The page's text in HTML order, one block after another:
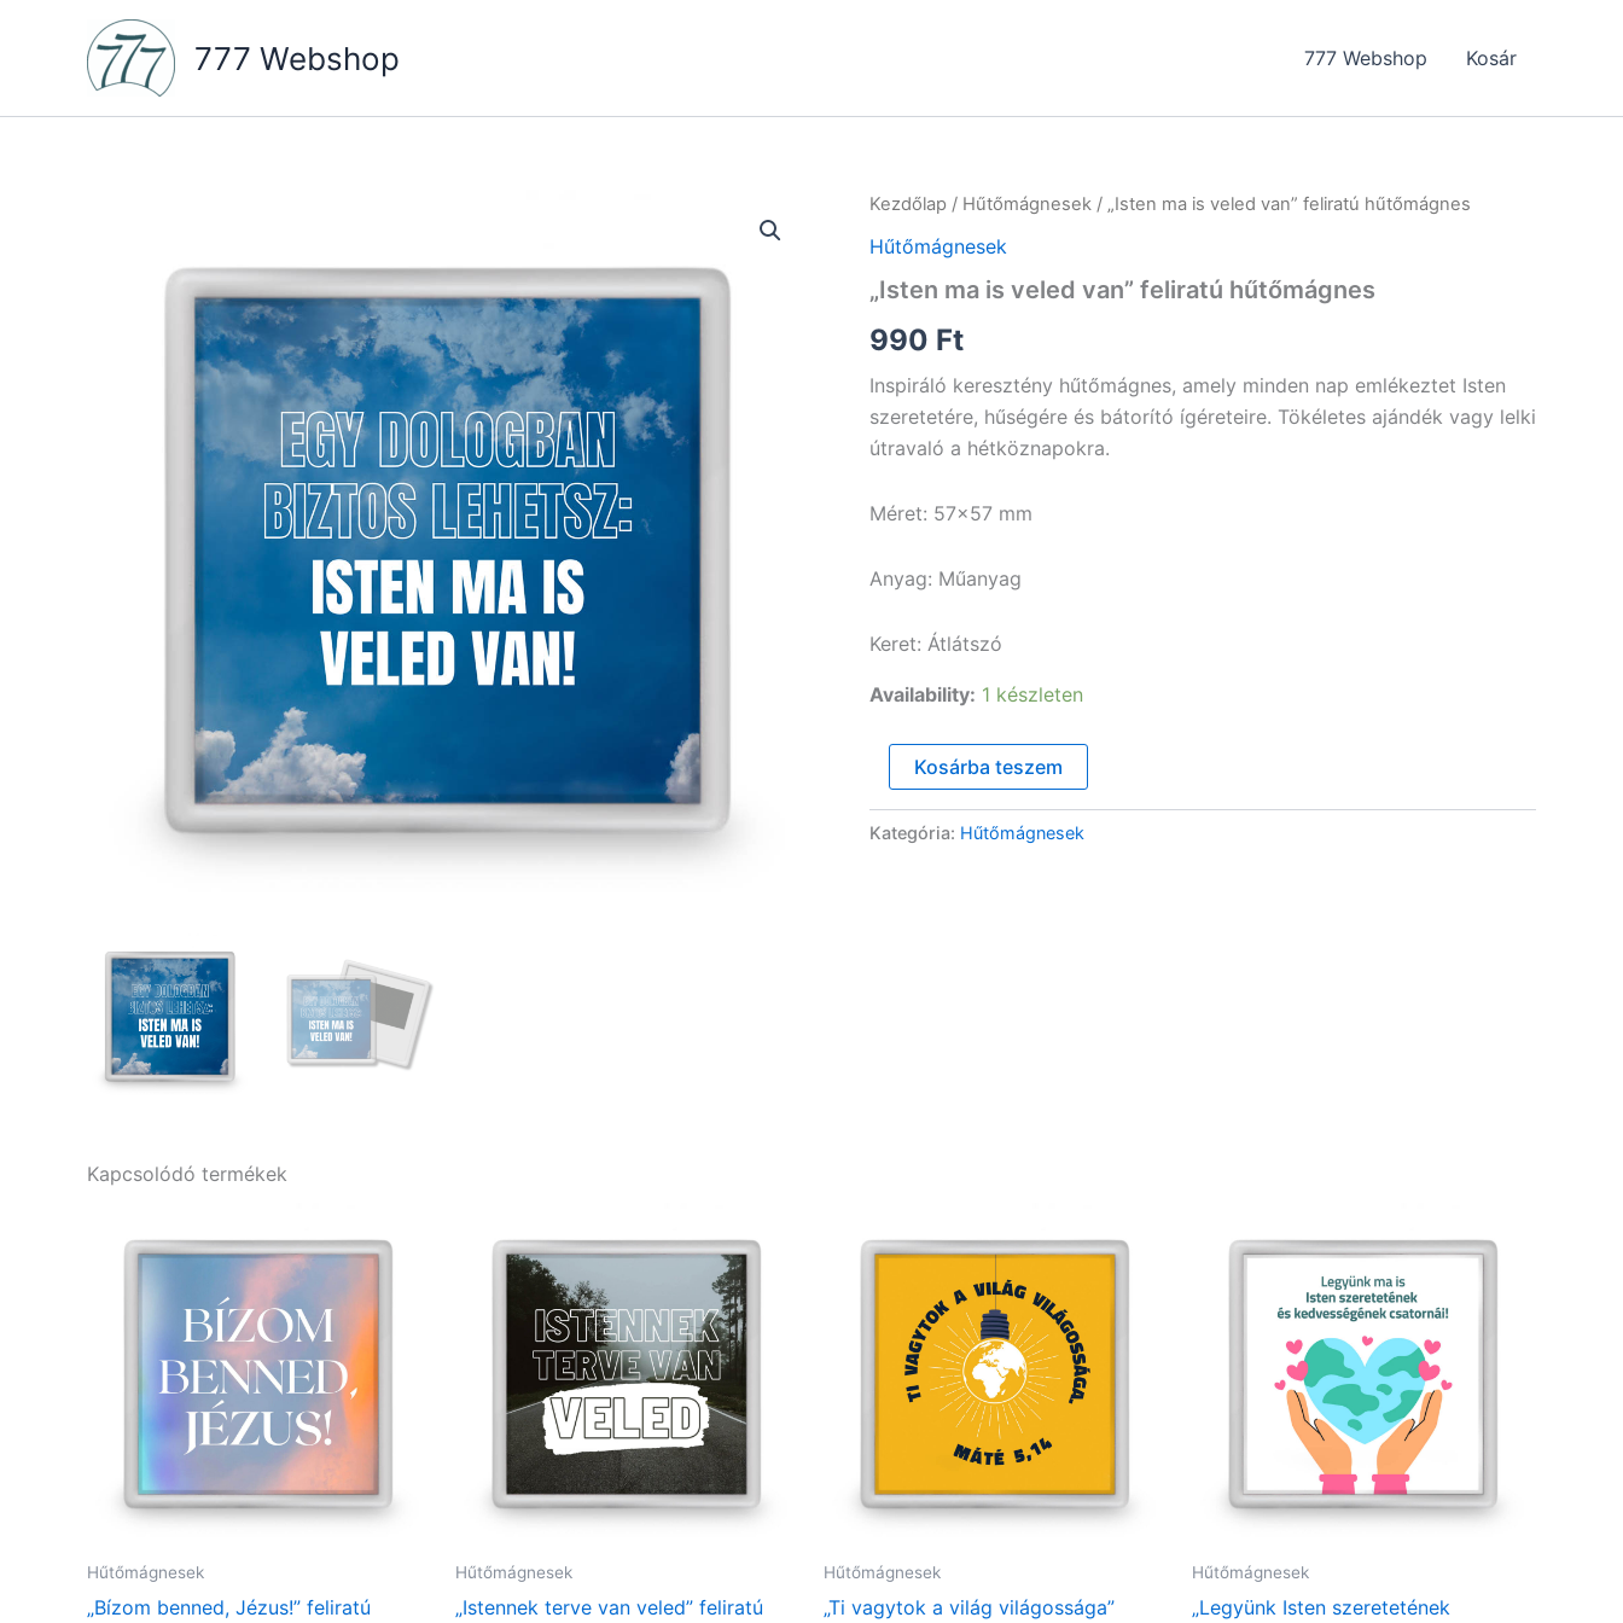
777 Webshop 777 Webshop Kosár
Kezdőlap / Hűtőmágnesek / „Isten ma is veled van” feliratú hűtőmágnes
Hűtőmágnesek
„Isten ma is veled van” feliratú hűtőmágnes
990 Ft
Inspiráló keresztény hűtőmágnes, amely minden nap emlékeztet Isten
szeretetére, hűségére és bátorító ígéreteire. Tökéletes ajándék vagy lelki
útravaló a hétköznapokra.
Méret: 57×57 mm
Anyag: Műanyag
Keret: Átlátszó
Availability: 1 készleten
"Isten
veled
Kosárba teszem
Kategória: Hűtőmágnesek
Kapcsolódó termékek
Hűtőmágnesek
„Bízom benned, Jézus!” feliratú
Hűtőmágnesek
„Istennek terve van veled” feliratú
Hűtőmágnesek
„Ti vagytok a világ világossága”
Hűtőmágnesek
„Legyünk Isten szeretetének